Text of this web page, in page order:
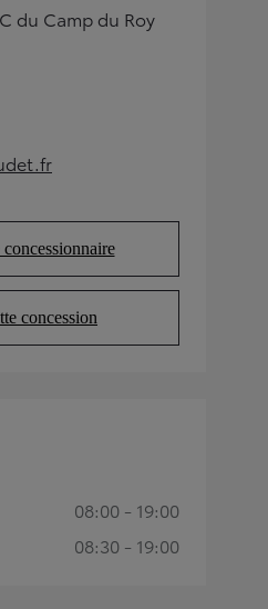
du Camp du Roy
tab)
in new tab)
concession
in new tab)
08:00 - 19:00
08:30 - 19:00